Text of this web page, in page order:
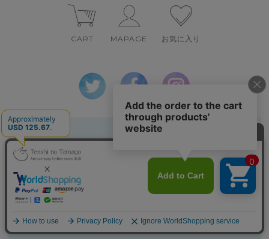
CART MAPAGE お気に入り
特定取引法表示
個人情報の取扱い